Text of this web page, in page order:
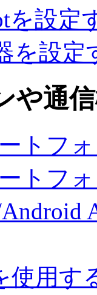
を設定
を設定
や通
トフ
トフ
使用す